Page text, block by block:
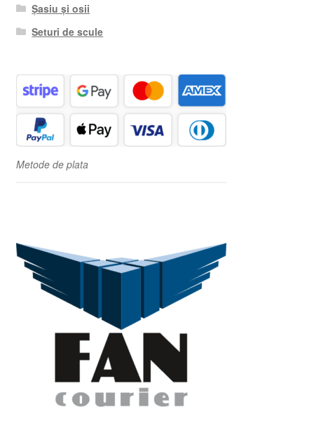
Șasiu și osii
Seturi de scule
Metode de plata